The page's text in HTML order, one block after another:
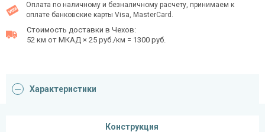
Оплата по наличному и безналичному расчету, принимаем к
оплате банковские карты Visa, MasterCard.
Стоимость доставки в Чехов:
52 км от МКАД × 25 руб./км = 1300 руб.
Характеристики
Конструкция